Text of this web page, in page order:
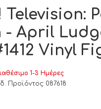
Television:
- April
Vinyl
1-3 Ημέρες
Προϊόντος: 087618